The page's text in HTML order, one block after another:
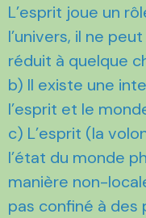
L’esprit joue un
l’univers, il ne
réduit à quelque
b) Il existe une
l’esprit et le
c) L’esprit (la
l’état du monde
manière non-
pas confiné à des